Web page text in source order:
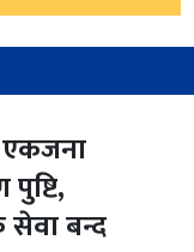
एकजना
बन्द